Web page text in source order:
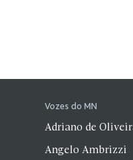
Vozes do MN
Adriano de
Angelo Ambrizzi